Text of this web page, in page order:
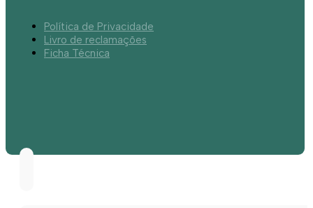
Política de Privacidade
Livro de reclamações
Ficha Técnica